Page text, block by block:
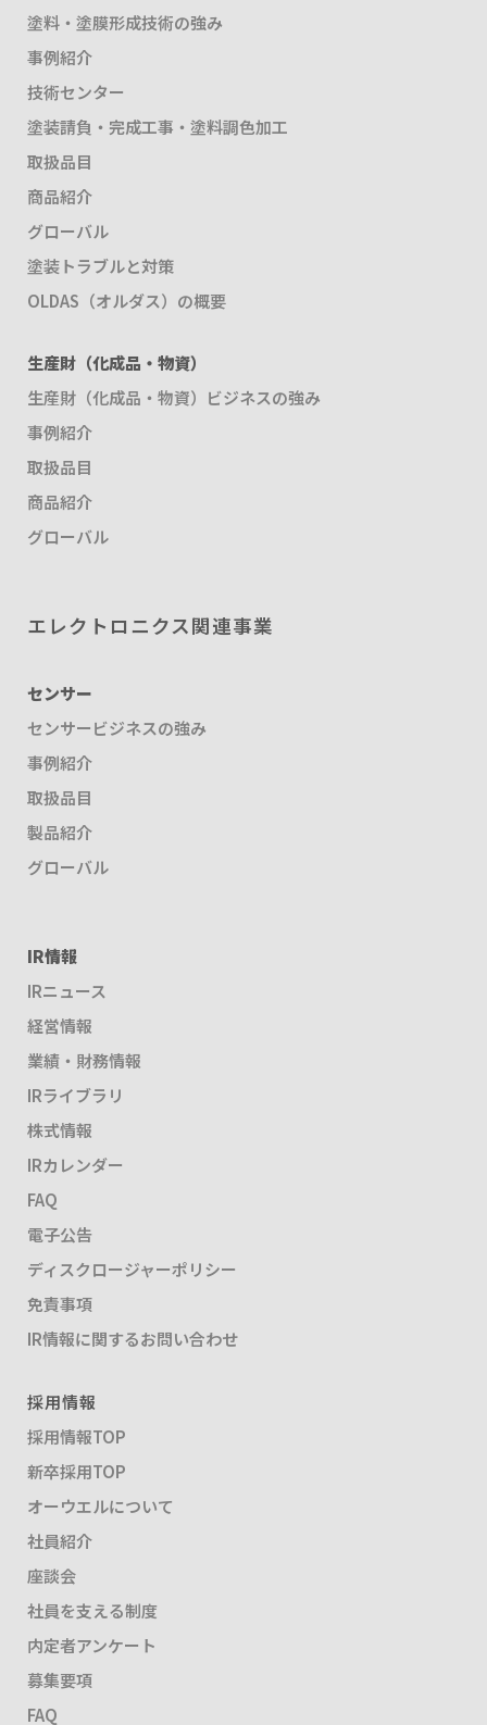
塗料・塗膜形成技術の強み
事例紹介
技術センター
塗装請負・完成工事・塗料調色加工
取扱品目
商品紹介
グローバル
塗装トラブルと対策
OLDAS（オルダス）の概要
生産財（化成品・物資）
生産財（化成品・物資）ビジネスの強み
事例紹介
取扱品目
商品紹介
グローバル
エレクトロニクス関連事業
センサー
センサービジネスの強み
事例紹介
取扱品目
製品紹介
グローバル
IR情報
IRニュース
経営情報
業績・財務情報
IRライブラリ
株式情報
IRカレンダー
FAQ
電子公告
ディスクロージャーポリシー
免責事項
IR情報に関するお問い合わせ
採用情報
採用情報TOP
新卒採用TOP
オーウエルについて
社員紹介
座談会
社員を支える制度
内定者アンケート
募集要項
FAQ